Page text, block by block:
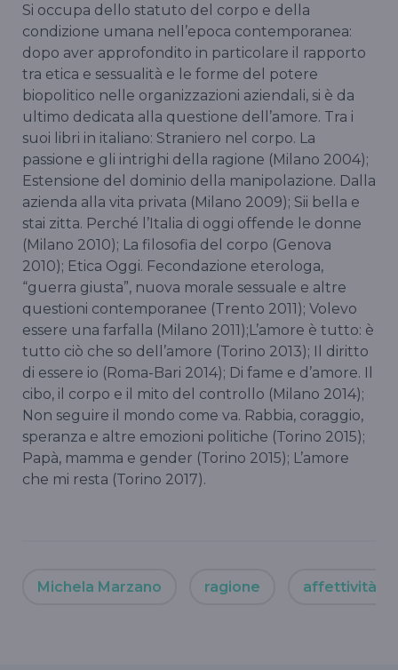
Si occupa dello statuto del corpo e della
condizione umana nell’epoca contemporanea:
dopo aver approfondito in particolare il rapporto
tra etica e sessualità e le forme del potere
biopolitico nelle organizzazioni aziendali, si è da
ultimo dedicata alla questione dell’amore. Tra i
suoi libri in italiano: Straniero nel corpo. La
passione e gli intrighi della ragione (Milano 2004);
Estensione del dominio della manipolazione. Dalla
azienda alla vita privata (Milano 2009); Sii bella e
stai zitta. Perché l’Italia di oggi offende le donne
(Milano 2010); La filosofia del corpo (Genova
2010); Etica Oggi. Fecondazione eterologa,
“guerra giusta”, nuova morale sessuale e altre
questioni contemporanee (Trento 2011); Volevo
essere una farfalla (Milano 2011);L’amore è tutto: è
tutto ciò che so dell’amore (Torino 2013); Il diritto
di essere io (Roma-Bari 2014); Di fame e d’amore. Il
cibo, il corpo e il mito del controllo (Milano 2014);
Non seguire il mondo come va. Rabbia, coraggio,
speranza e altre emozioni politiche (Torino 2015);
Papà, mamma e gender (Torino 2015); L’amore
che mi resta (Torino 2017).
Michela Marzano ragione affettività